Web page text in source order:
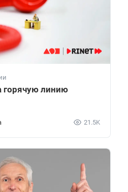
горячую линию
21.5K